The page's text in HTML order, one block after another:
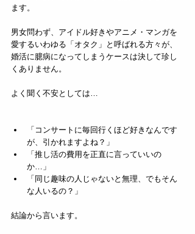
ます。
男女問わず、アイドル好きやアニメ・マンガを
愛するいわゆる「オタク」と呼ばれる方々が、
婚活に臆病になってしまうケースは決して珍し
くありません。
よく聞く不安としては…
「コンサートに毎回行くほど好きなんです
が、引かれますよね？」
「推し活の費用を正直に言っていいの
か…」
「同じ趣味の人じゃないと無理、でもそん
な人いるの？」
結論から言います。